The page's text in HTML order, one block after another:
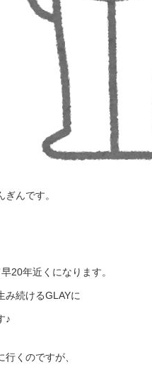
んです。
20年近くになります。
み続けるGLAYに
♪
くのですが、